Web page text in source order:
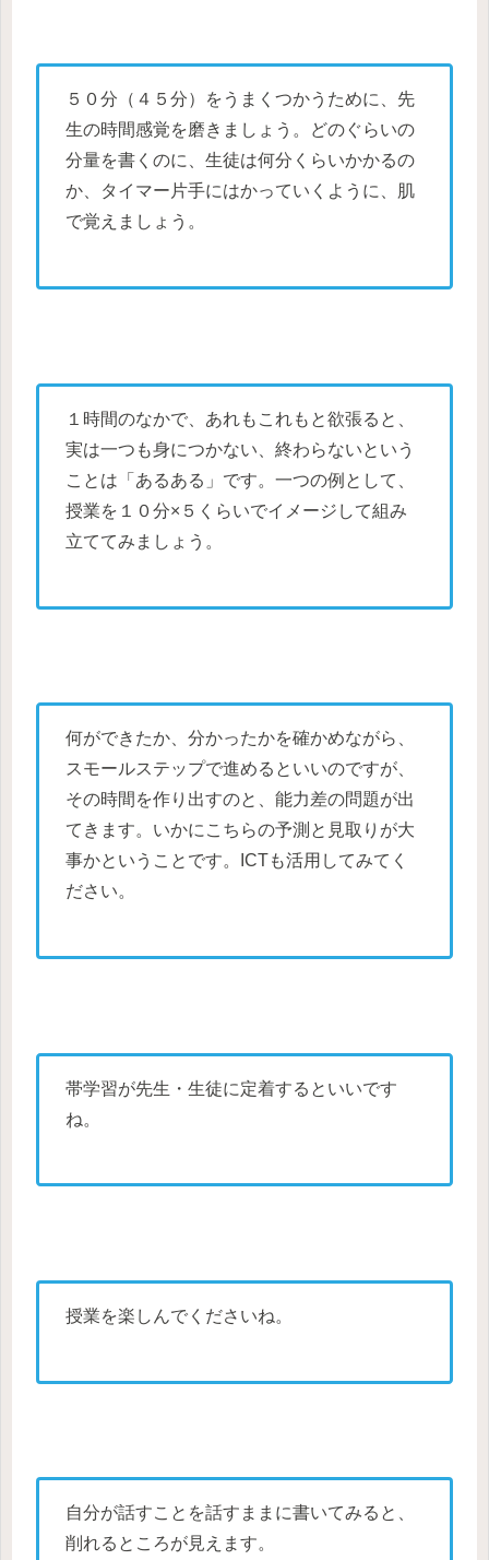
５０分（４５分）をうまくつかうために、先
生の時間感覚を磨きましょう。どのぐらいの
分量を書くのに、生徒は何分くらいかかるの
か、タイマー片手にはかっていくように、肌
で覚えましょう。
１時間のなかで、あれもこれもと欲張ると、
実は一つも身につかない、終わらないという
ことは「あるある」です。一つの例として、
授業を１０分×５くらいでイメージして組み
立ててみましょう。
何ができたか、分かったかを確かめながら、
スモールステップで進めるといいのですが、
その時間を作り出すのと、能力差の問題が出
てきます。いかにこちらの予測と見取りが大
事かということです。ICTも活用してみてく
ださい。
帯学習が先生・生徒に定着するといいです
ね。
授業を楽しんでくださいね。
自分が話すことを話すままに書いてみると、
削れるところが見えます。